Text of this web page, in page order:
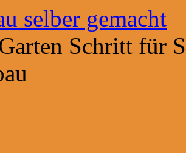
selber gemacht
Schritt für